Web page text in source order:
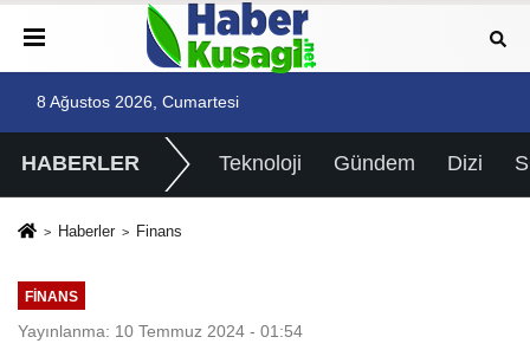
8 Ağustos 2026, Cumartesi
HABERLER Teknoloji Gündem Dizi
Haberler Finans
FINANS
Yayınlanma: 10 Temmuz 2024 - 01:54